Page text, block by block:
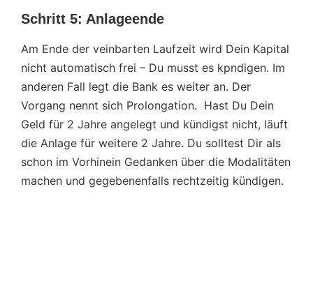
Schritt 5: Anlageende
Am Ende der veinbarten Laufzeit wird Dein Kapital
nicht automatisch frei – Du musst es kpndigen. Im
anderen Fall legt die Bank es weiter an. Der
Vorgang nennt sich Prolongation. Hast Du Dein
Geld für 2 Jahre angelegt und kündigst nicht, läuft
die Anlage für weitere 2 Jahre. Du solltest Dir als
schon im Vorhinein Gedanken über die Modalitäten
machen und gegebenenfalls rechtzeitig kündigen.